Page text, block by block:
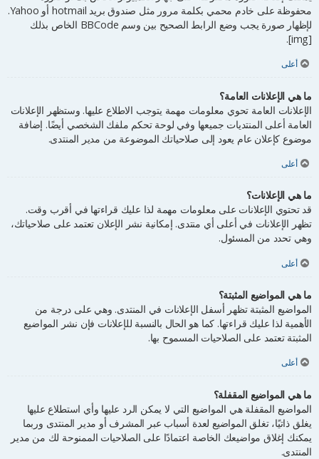
محفوظة على خادم محمي بكلمة مرور مثل صندوق بريد hotmail أو Yahoo.
لإظهار صورة يجب وضع الرابط الصحيح بين وسم BBCode الخاص بذلك
[img].
أعلى
ما هي الإعلانات العامة؟
الإعلانات العامة تحوي معلومات مهمة يتوجب الاطلاع عليها. وستظهر الإعلانات
العامة أعلى المنتديات جميعها وفي لوحة تحكم ملفك الشخصي أيضًا. إضافة
موضوع كإعلان عام يعود إلى صلاحياتك الموضوعة من مدير المنتدى.
أعلى
ما هي الإعلانات؟
قد تحتوي الإعلانات على معلومات مهمة لذا عليك قراءتها في أقرب وقت.
تظهر الإعلانات في أعلى أي منتدى. إمكانية نشر الإعلان تعتمد على صلاحياتك،
وهي تحدد من المسئول.
أعلى
ما هي المواضيع المثبتة؟
المواضيع المثبتة تظهر أسفل الإعلانات في المنتدى. وهي على درجة من
الأهمية لذا عليك قراءتها. كما هو الحال بالنسبة للإعلانات فإن نشر المواضيع
المثبتة تعتمد على الصلاحيات المسموح بها.
أعلى
ما هي المواضيع المقفلة؟
المواضيع المقفلة هي المواضيع التي لا يمكن الرد عليها وأي استطلاع عليها
يغلق ذاتيًا، تغلق المواضيع لعدة أسباب عبر المشرف أو مدير المنتدى وربما
يمكنك إغلاق مواضيعك الخاصة اعتمادًا على الصلاحيات الممنوحة لك من مدير
المنتدى.